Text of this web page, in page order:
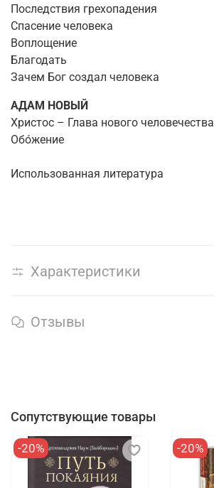
Последствия грехопадения
Спасение человека
Воплощение
Благодать
Зачем Бог создал человека
АДАМ НОВЫЙ
Христос – Глава нового человечества
Обо́жение
Использованная литература
Характеристики
Отзывы
Сопутствующие товары
-20% -20%